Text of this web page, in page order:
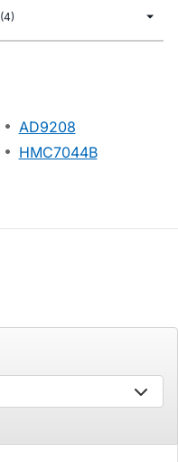
(4)
AD9208
HMC7044B